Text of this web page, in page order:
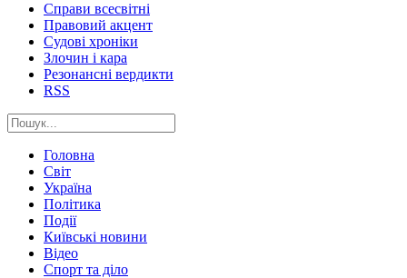
Справи всесвітні
Правовий акцент
Судові хроніки
Злочин і кара
Резонансні вердикти
RSS
Головна
Світ
Україна
Політика
Події
Київські новини
Відео
Спорт та діло